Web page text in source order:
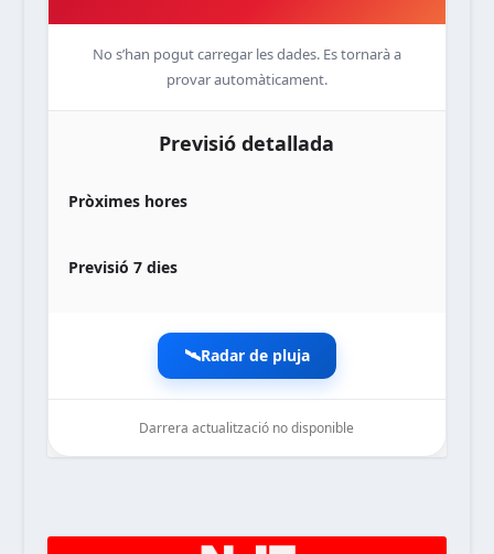
No s’han pogut carregar les dades. Es tornarà a
provar automàticament.
Previsió detallada
Pròximes hores
Previsió 7 dies
🛰️Radar de pluja
Darrera actualització no disponible